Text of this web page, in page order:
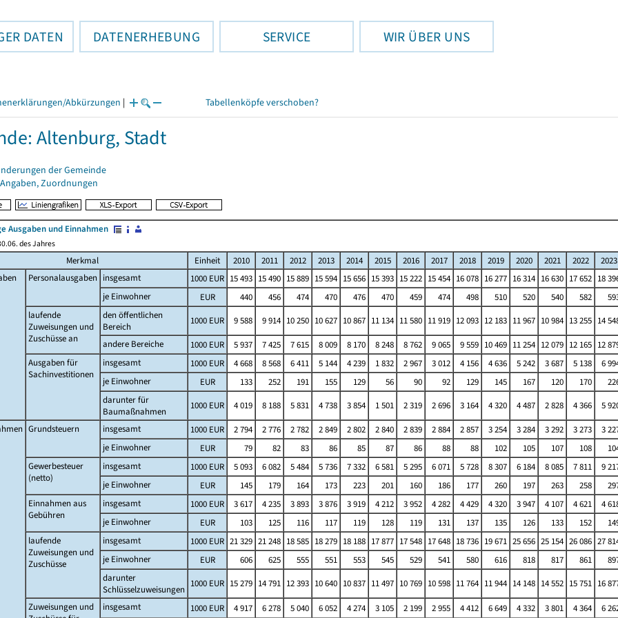
DATEN DATENERHEBUNG SERVICE WIR ÜBER UNS
Abkürzungen | Tabellenköpfe verschoben?
Altenburg, Stadt
der Gemeinde
Zuordnungen
Ausgaben und Einnahmen
des Jahres
Merkmal Einheit 2010 2011 2012 2013 2014 2015 2016 2017 2018 2019 2020 2021 2022
2023
Personalausgaben insgesamt 1000 EUR 15 493 15 490 15 889 15 594 15 656 15 393 15 222 15 454 16 078 16 277 16 314 16 630 17 652 18
je Einwohner
EUR 440 456 474 470 476 470 459 474 498 510 520 540 582
laufende
Zuweisungen und
Zuschüsse an
den öffentlichen
Bereich
1000 EUR 9 588 9 914 10 250 10 627 10 867 11 134 11 580 11 919 12 093 12 183 11 967 10 984 13 255 14
andere Bereiche
1000 EUR 5 937 7 425 7 615 8 009 8 170 8 248 8 762 9 065 9 559 10 469 11 254 12 079 12 165 12
Ausgaben für
Sachinvestitionen
insgesamt 1000 EUR 4 668 8 568 6 411 5 144 4 239 1 832 2 967 3 012 4 156 4 636 5 242 3 687 5 138
6
je Einwohner
EUR 133 252 191 155 129 56 90 92 129 145 167 120 170
darunter für
Baumaßnahmen
1000 EUR 4 019 8 188 5 831 4 738 3 854 1 501 2 319 2 696 3 164 4 320 4 487 2 828 4 366
5
Grundsteuern insgesamt 1000 EUR 2 794 2 776 2 782 2 849 2 802 2 840 2 839 2 884 2 857 3 254 3 284 3 292 3 273
3
je Einwohner
EUR 79 82 83 86 85 87 86 88 88 102 105 107 108
Gewerbesteuer
(netto)
insgesamt 1000 EUR 5 093 6 082 5 484 5 736 7 332 6 581 5 295 6 071 5 728 8 307 6 184 8 085 7 811
9
je Einwohner
EUR 145 179 164 173 223 201 160 186 177 260 197 263 258
Einnahmen aus
Gebühren
insgesamt 1000 EUR 3 617 4 235 3 893 3 876 3 919 4 212 3 952 4 282 4 429 4 320 3 947 4 107 4 621
4
je Einwohner
EUR 103 125 116 117 119 128 119 131 137 135 126 133 152
laufende
Zuweisungen und
Zuschüsse
insgesamt 1000 EUR 21 329 21 248 18 585 18 279 18 188 17 877 17 548 17 648 18 736 19 671 25 656 25 154 26 086 27
je Einwohner
EUR 606 625 555 551 553 545 529 541 580 616 818 817 861
darunter
Schlüsselzuweisungen
1000 EUR 15 279 14 791 12 393 10 640 10 837 11 497 10 769 10 598 11 764 11 944 14 148 14 552 15 751 16
Zuweisungen und
insgesamt 1000 EUR 4 917 6 278 5 040 6 052 4 274 3 105 2 199 2 955 4 412 6 649 4 332 3 801 4 364 6